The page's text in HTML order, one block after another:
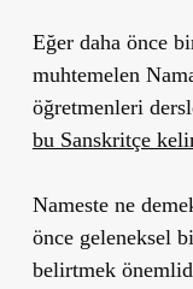
Eğer daha önce
muhtemelen
öğretmenleri
bu Sanskritçe
Nameste ne
önce geleneksel
belirtmek